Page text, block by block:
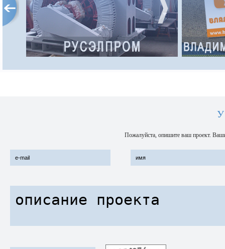
российского электромашиностроения.
Концерн основан в 1991 году и сегодня
объединяет 12 производственных
предприятий
Адрес интернет-сайта:
http://www.ruselprom.ru/
У
Пожалуйста, опишите ваш проект.